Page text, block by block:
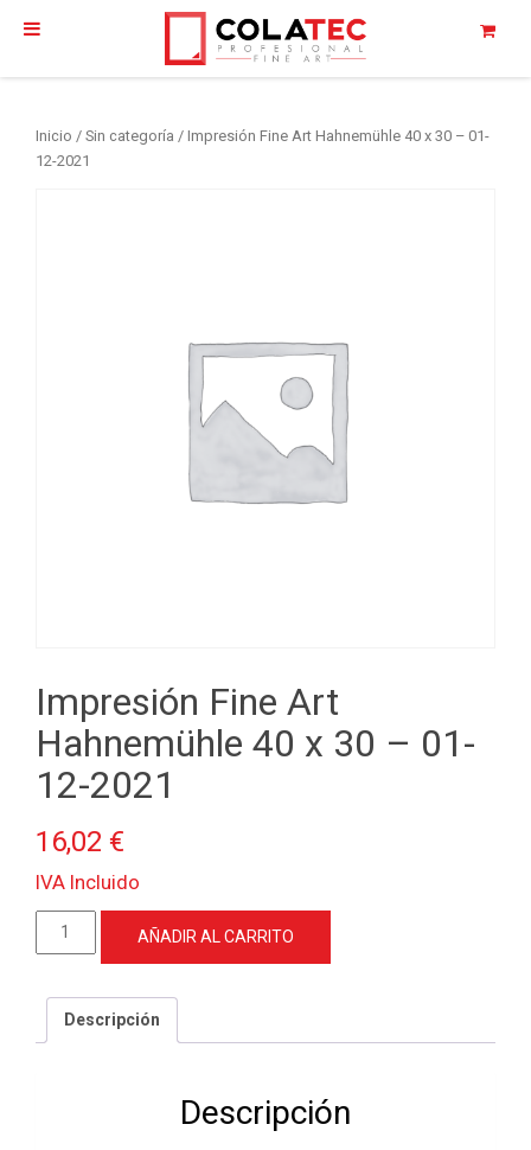
Inicio / Sin categoría / Impresión Fine Art Hahnemühle 40 x 30 – 01-
12-2021
Impresión Fine Art
Hahnemühle 40 x 30 – 01-
12-2021
16,02 €
IVA Incluido
Impresión
Fine
Hahnemühle
AÑADIR AL CARRITO
Descripción
Descripción